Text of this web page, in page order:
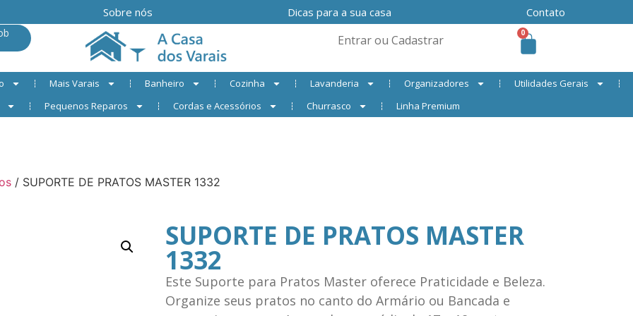
Sobre nós Dicas para a sua casa Contato
Entrar ou Cadastrar 0
Mais Varais Banheiro Cozinha Lavanderia Organizadores
Utilidades Gerais
Pequenos Reparos Cordas e Acessórios Churrasco Linha Premium
/ SUPORTE DE PRATOS MASTER 1332
SUPORTE DE PRATOS MASTER
1332
Este Suporte para Pratos Master oferece Praticidade e Beleza.
Organize seus pratos no canto do Armário ou Bancada e